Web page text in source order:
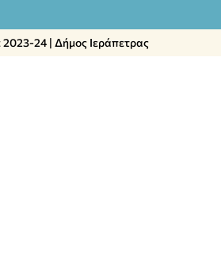
24 | Δήμος Ιεράπετρας